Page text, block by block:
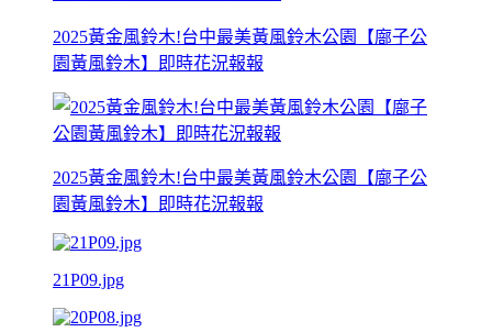
2025黃金風鈴木!台中最美黃風鈴木公園【廍子公
園黃風鈴木】即時花況報報
2025黃金風鈴木!台中最美黃風鈴木公園【廍子公
園黃風鈴木】即時花況報報
21P09.jpg